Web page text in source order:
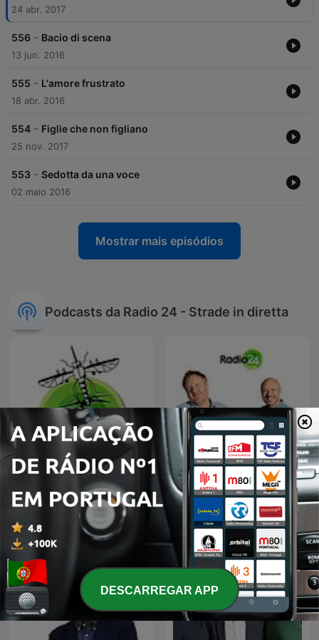
24 abr. 2017
556 - Bacio di scena
13 jun. 2016
555 - L'amore frustrato
18 abr. 2016
554 - Figlie che non figliano
25 nov. 2017
553 - Sedotta da una voce
02 maio 2016
Mostrar mais episódios
Podcasts da Radio 24 - Strade in diretta
La Zanzara Uno, nessuno, 100Milan
DESCARREGAR APP